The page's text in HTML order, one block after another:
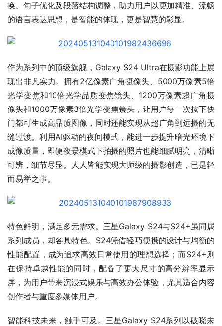
换、句子优化及段落结构调整，助力用户以更加精准、流畅
的语言表达思想，是智能的体现，更是智慧的彰显。
作为系列中的顶级旗舰，Galaxy S24 Ultra在摄影功能上展
现出非凡实力。拥有2亿像素广角摄像头、5000万像素5倍
光学变焦和10倍光学品质变焦镜头、1200万像素超广角摄
像头和1000万像素3倍光学变焦镜头，让用户每一次按下快
门都可生成高品质图像，同时还能实现从超广角到远摄的无
缝过渡。利用AI驱动的夜间模式，能进一步提升暗光环境下
成像质量，即便夜景模式下拍摄的照片也能细腻明亮，清晰
可辨，细节尽显。人人皆能实现大师级的摄影创造，已是轻
而易举之事。
特色鲜明，满足多元需求。三星Galaxy S24与S24+虽同属
系列成员，却各具特色。S24凭借轻巧便携的设计与均衡的
性能配置，成为追求高效日常使用的理想选择；而S24+则
在保持卓越性能的同时，配备了更大尺寸的高分辨率显示
屏，为用户带来沉浸式娱乐与高效办公体验，尤其适合内容
创作者与重度多媒体用户。
智能科技未来，触手可及。三星Galaxy S24系列以破晓未